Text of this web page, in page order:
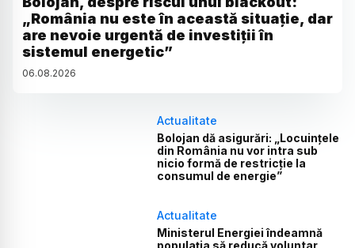
„România nu este în această situație, dar
are nevoie urgentă de investiții în
sistemul energetic”
06.08.2026
Actualitate
Bolojan dă asigurări: „Locuințele
din România nu vor intra sub
nicio formă de restricție la
consumul de energie”
Actualitate
Ministerul Energiei îndeamnă